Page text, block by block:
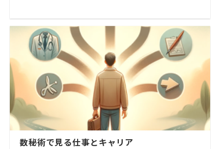
数秘術で見る仕事とキャリア